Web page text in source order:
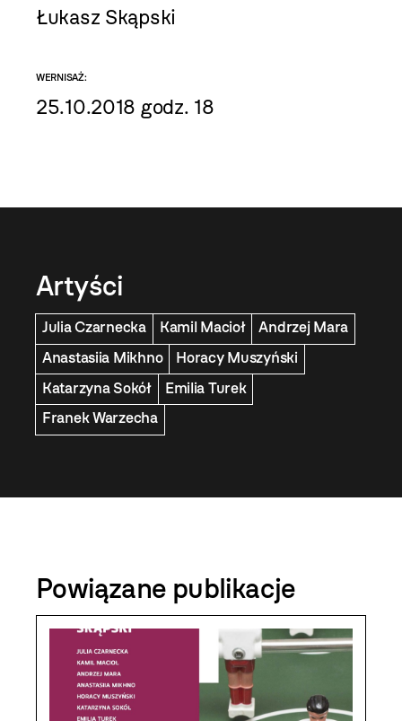
Łukasz Skąpski
WERNISAŻ:
25.10.2018 godz. 18
Artyści
Julia Czarnecka Kamil Macioł
Andrzej Mara
Anastasiia Mikhno
Horacy Muszyński
Katarzyna Sokół
Emilia Turek
Franek Warzecha
Powiązane publikacje